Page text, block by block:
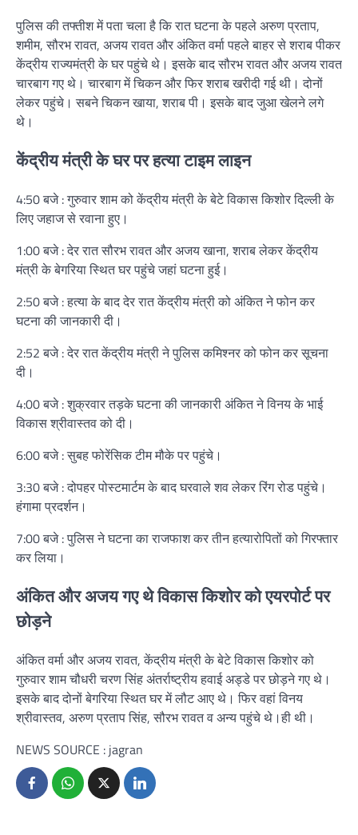
पुलिस की तफ्तीश में पता चला है कि रात घटना के पहले अरुण प्रताप,
शमीम, सौरभ रावत, अजय रावत और अंकित वर्मा पहले बाहर से शराब पीकर
केंद्रीय राज्यमंत्री के घर पहुंचे थे। इसके बाद सौरभ रावत और अजय रावत
चारबाग गए थे। चारबाग में चिकन और फिर शराब खरीदी गई थी। दोनों
लेकर पहुंचे। सबने चिकन खाया, शराब पी। इसके बाद जुआ खेलने लगे
थे।
केंद्रीय मंत्री के घर पर हत्या टाइम लाइन
4:50 बजे : गुरुवार शाम को केंद्रीय मंत्री के बेटे विकास किशोर दिल्ली के
लिए जहाज से रवाना हुए।
1:00 बजे : देर रात सौरभ रावत और अजय खाना, शराब लेकर केंद्रीय
मंत्री के बेगरिया स्थित घर पहुंचे जहां घटना हुई।
2:50 बजे : हत्या के बाद देर रात केंद्रीय मंत्री को अंकित ने फोन कर
घटना की जानकारी दी।
2:52 बजे : देर रात केंद्रीय मंत्री ने पुलिस कमिश्नर को फोन कर सूचना
दी।
4:00 बजे : शुक्रवार तड़के घटना की जानकारी अंकित ने विनय के भाई
विकास श्रीवास्तव को दी।
6:00 बजे : सुबह फोरेंसिक टीम मौके पर पहुंचे।
3:30 बजे : दोपहर पोस्टमार्टम के बाद घरवाले शव लेकर रिंग रोड पहुंचे।
हंगामा प्रदर्शन।
7:00 बजे : पुलिस ने घटना का राजफाश कर तीन हत्यारोपितों को गिरफ्तार
कर लिया।
अंकित और अजय गए थे विकास किशोर को एयरपोर्ट पर
छोड़ने
अंकित वर्मा और अजय रावत, केंद्रीय मंत्री के बेटे विकास किशोर को
गुरुवार शाम चौधरी चरण सिंह अंतर्राष्ट्रीय हवाई अड्डे पर छोड़ने गए थे।
इसके बाद दोनों बेगरिया स्थित घर में लौट आए थे। फिर वहां विनय
श्रीवास्तव, अरुण प्रताप सिंह, सौरभ रावत व अन्य पहुंचे थे।ही थी।
NEWS SOURCE : jagran